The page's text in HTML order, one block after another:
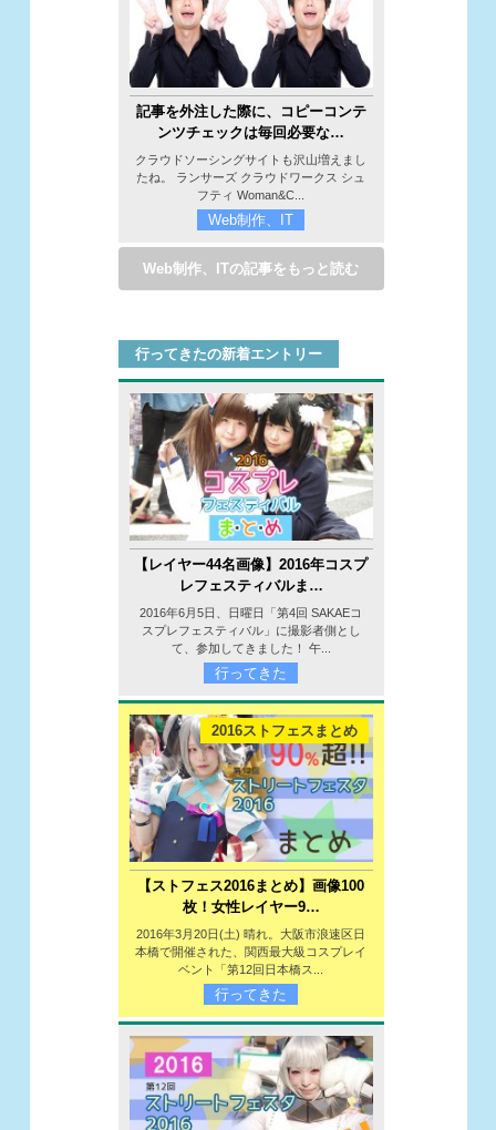
記事を外注した際に、コピーコンテ
ンツチェックは毎回必要な…
クラウドソーシングサイトも沢山増えまし
たね。 ランサーズ クラウドワークス シュ
フティ Woman&C...
Web制作、IT
Web制作、ITの記事をもっと読む
行ってきたの新着エントリー
【レイヤー44名画像】2016年コスプ
レフェスティバルま…
2016年6月5日、日曜日「第4回 SAKAEコ
スプレフェスティバル」に撮影者側とし
て、参加してきました！ 午...
行ってきた
2016ストフェスまとめ
【ストフェス2016まとめ】画像100
枚！女性レイヤー9…
2016年3月20日(土) 晴れ。大阪市浪速区日
本橋で開催された、関西最大級コスプレイ
ベント「第12回日本橋ス...
行ってきた